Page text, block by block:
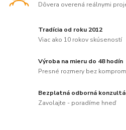
Dôvera overená reálnymi
Tradícia od roku 2012
Viac ako 10 rokov skúseností
Výroba na mieru do 48 hodín
Presné rozmery bez
Bezplatná odborná
Zavolajte - poradíme hneď